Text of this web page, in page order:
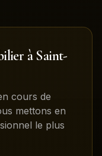
à Saint-
cours de
mettons en
le plus